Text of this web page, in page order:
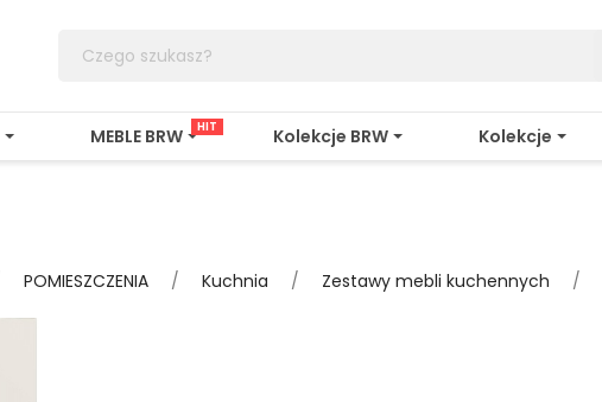
MEBLE BRW HIT Kolekcje BRW Kolekcje
POMIESZCZENIA Kuchnia Zestawy mebli kuchennych